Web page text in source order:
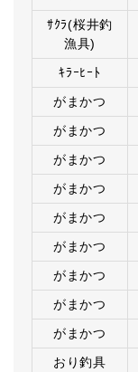
ｻｸﾗ(桜井釣
漁具)
ｷﾗｰﾋｰﾄ
がまかつ
がまかつ
がまかつ
がまかつ
がまかつ
がまかつ
がまかつ
がまかつ
がまかつ
おり釣具